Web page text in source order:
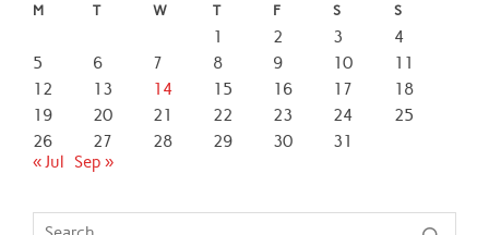
M T W T F S S
1 2 3
4
5
6 7 8 9 10
11
12
13 14 15 16 17
18
19
20 21 22 23 24
25
26
27 28 29 30
31
« Jul Sep »